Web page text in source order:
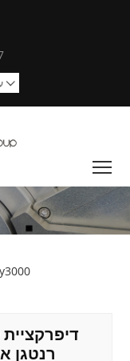

דיפרקציית קרני רנטגן אבקה מדויקת במיוחד y3000
דיפרקציית
רנטגן